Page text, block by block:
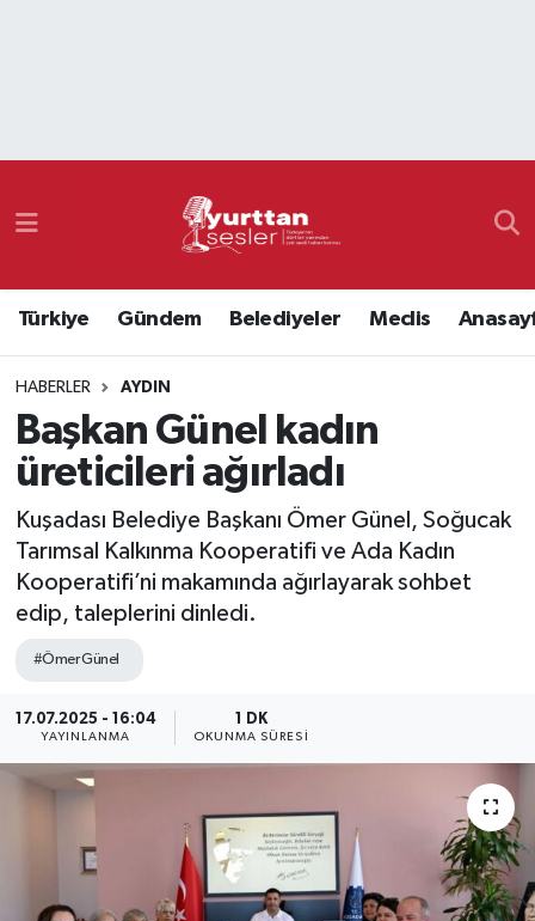
Türkiye Gündem Belediyeler Meclis
HABERLER AYDIN
Başkan Günel kadın
üreticileri ağırladı
Kuşadası Belediye Başkanı Ömer Günel, Soğucak
Tarımsal Kalkınma Kooperatifi ve Ada Kadın
Kooperatifi’ni makamında ağırlayarak sohbet
edip, taleplerini dinledi.
#Ömer Günel
17.07.2025 - 16:04
YAYINLANMA
1 DK
OKUNMA SÜRESI
Namaz Vakitleri
Süper Lig Puan Durumu ve Fikstür
Tüm Manşetler
Son Dakika Haberleri
Haber Arşivi